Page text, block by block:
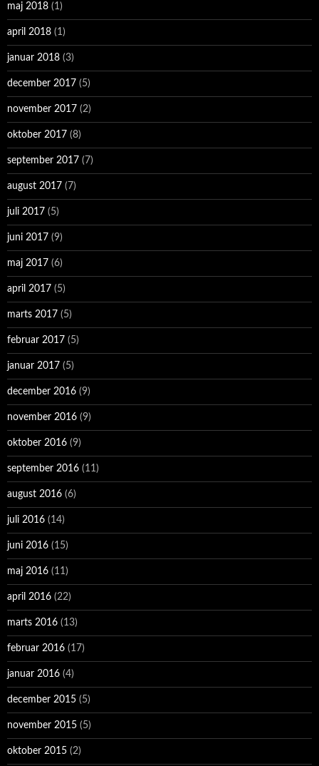
maj 2018 (1)
april 2018 (1)
januar 2018 (3)
december 2017 (5)
november 2017 (2)
oktober 2017 (8)
september 2017 (7)
august 2017 (7)
juli 2017 (5)
juni 2017 (9)
maj 2017 (6)
april 2017 (5)
marts 2017 (5)
februar 2017 (5)
januar 2017 (5)
december 2016 (9)
november 2016 (9)
oktober 2016 (9)
september 2016 (11)
august 2016 (6)
juli 2016 (14)
juni 2016 (15)
maj 2016 (11)
april 2016 (22)
marts 2016 (13)
februar 2016 (17)
januar 2016 (4)
december 2015 (5)
november 2015 (5)
oktober 2015 (2)